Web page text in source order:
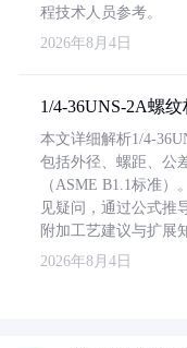
程技术人员参考。
2026年8月4日
1/4-36UNS-2A螺
本文详细解析1/4-
包括外径、螺距、公
（ASME B1.1标准
见疑问，通过公式推
附加工艺建议与扩展
2026年8月4日